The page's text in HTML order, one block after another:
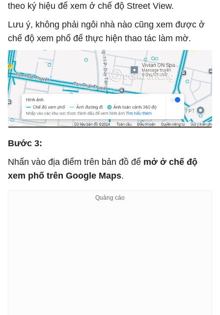
theo ký hiệu để xem ở chế độ Street View.
Lưu ý, không phải ngôi nhà nào cũng xem được ở
chế độ xem phố để thực hiện thao tác làm mờ.
Bước 3:
Nhấn vào địa điểm trên bản đồ để mở ở chế độ
xem phố trên Google Maps.